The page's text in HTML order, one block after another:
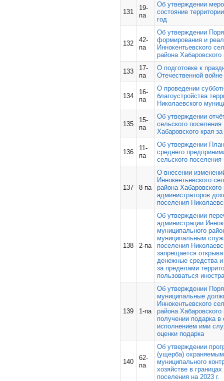
131
19-
па
Об утверждении
состояние
год
132
42-
па
Об утверждении
формирования и
Иннокентьевского
района Хабаровского
133
17-
па
О подготовке к
Отечественной
134
16-
па
О проведении
благоустройства
Николаевского
135
15-
па
Об утверждении
сельского
Хабаровского края
136
11-
па
Об утверждении
среднего
сельского
137 8-па
О внесении
Иннокентьевского
района
администраторов
поселения
138 2-па
Об утверждении
администрации
муниципального
муниципальным
поселения
запрещается
денежные средства
за пределами
пользоваться
139 1-па
Об утверждении
муниципальные
Иннокентьевского
района
получении подарка
исполнением ими
оценки подарка
140
62-
па
Об утверждении
(ущерба)
муниципального
хозяйстве в
поселения на 2023 г.